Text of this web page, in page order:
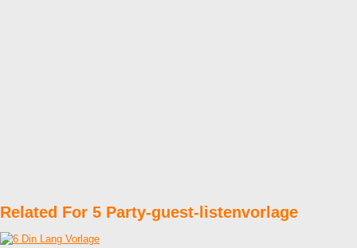
Related For 5 Party-guest-listenvorlage